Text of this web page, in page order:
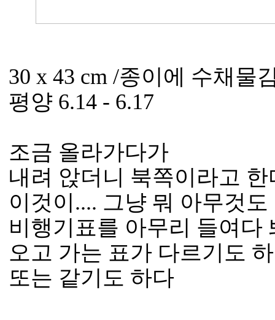
30 x 43 cm /종이에 수채물
평양 6.14 - 6.17
조금 올라가다가
내려 앉더니 북쪽이라고 한
이것이.... 그냥 뭐 아무것
비행기표를 아무리 들여다
오고 가는 표가 다르기도
또는 같기도 하다